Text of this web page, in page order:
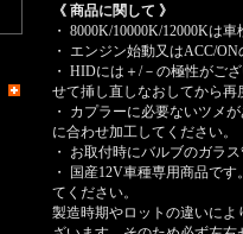
《 商品に関して 》
・ 8000K/10000K/12000Kは
・ エンジン始動又はACC/ON
・ HIDには＋/－の極性がご
せて挿し直しなおしてから再
・ カプラーに必要ないツメ
に合わせ加工してください。
・ お取付時にバルブのガラ
・ 国産12V車種専用商品で
てください。
製造時期やロットの違いに